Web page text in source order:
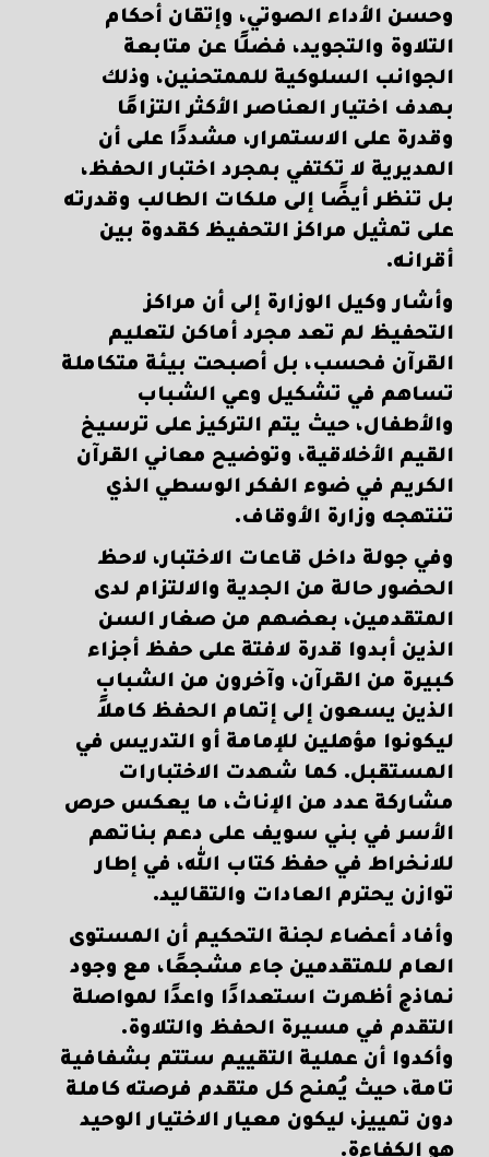
وحسن الأداء الصوتي، وإتقان أحكام
التلاوة والتجويد، فضلًا عن متابعة
الجوانب السلوكية للممتحنين، وذلك
بهدف اختيار العناصر الأكثر التزامًا
وقدرة على الاستمرار، مشددًا على أن
المديرية لا تكتفي بمجرد اختبار الحفظ،
بل تنظر أيضًا إلى ملكات الطالب وقدرته
على تمثيل مراكز التحفيظ كقدوة بين
أقرانه.
وأشار وكيل الوزارة إلى أن مراكز
التحفيظ لم تعد مجرد أماكن لتعليم
القرآن فحسب، بل أصبحت بيئة متكاملة
تساهم في تشكيل وعي الشباب
والأطفال، حيث يتم التركيز على ترسيخ
القيم الأخلاقية، وتوضيح معاني القرآن
الكريم في ضوء الفكر الوسطي الذي
تنتهجه وزارة الأوقاف.
وفي جولة داخل قاعات الاختبار، لاحظ
الحضور حالة من الجدية والالتزام لدى
المتقدمين، بعضهم من صغار السن
الذين أبدوا قدرة لافتة على حفظ أجزاء
كبيرة من القرآن، وآخرون من الشباب
الذين يسعون إلى إتمام الحفظ كاملاً
ليكونوا مؤهلين للإمامة أو التدريس في
المستقبل. كما شهدت الاختبارات
مشاركة عدد من الإناث، ما يعكس حرص
الأسر في بني سويف على دعم بناتهم
للانخراط في حفظ كتاب الله، في إطار
توازن يحترم العادات والتقاليد.
وأفاد أعضاء لجنة التحكيم أن المستوى
العام للمتقدمين جاء مشجعًا، مع وجود
نماذج أظهرت استعدادًا واعدًا لمواصلة
التقدم في مسيرة الحفظ والتلاوة.
وأكدوا أن عملية التقييم ستتم بشفافية
تامة، حيث يُمنح كل متقدم فرصته كاملة
دون تمييز، ليكون معيار الاختيار الوحيد
هو الكفاءة.